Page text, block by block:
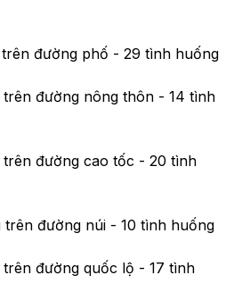
đường phố - 29 tình huống
trên đường nông thôn - 14 tình
trên đường cao tốc - 20 tình
trên đường núi - 10 tình huống
trên đường quốc lộ - 17 tình